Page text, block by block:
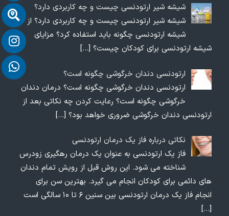
شیشه شیر ارتودنسی چیست و چه کاربردی دارد؟
شیشه شیر ارتودنسی چیست و چه کاربردی دارد؟ از
شیشه ارتودنسی چگونه باید استفاده کرد؟ مزایای
شیشه ارتودنسی برای کودکان چیست؟[…]
ارتودنسی دندان خرگوشی چگونه است؟
ارتودنسی دندان خرگوشی چگونه است؟ درمان دندان
خرگوشی چگونه است؟ رعایت کردن چه نکاتی بعد از
ارتودنسی دندان خرگوشی ضروری خواهد بود؟[…]
نکاتی درباره فاز یک درمان ارتودنسی
فاز یک ارتودنسی به عنوان یک درمان رهگیری زودرس
شناخته می شود. این روش قبل از رویش تمام دندان
های دائمی برای کودکان انجام می گیرد. بهترین سن برای
انجام فاز یک درمان ارتودنسی بین سنین ۶ تا ۱۰ سالگی است
[…]